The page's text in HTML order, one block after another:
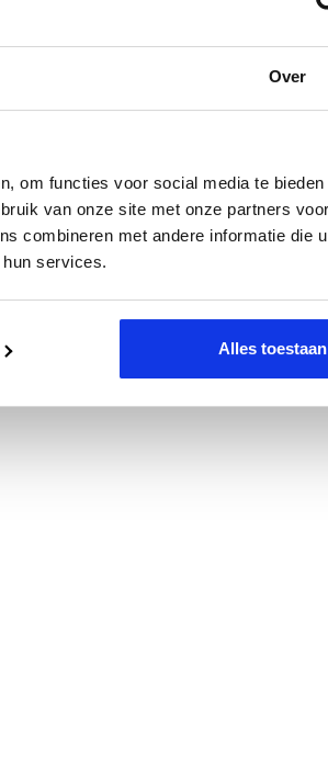
Over
om functies voor social media te bieden
van onze site met onze partners
combineren met andere informatie die
services.
Alles toestaan